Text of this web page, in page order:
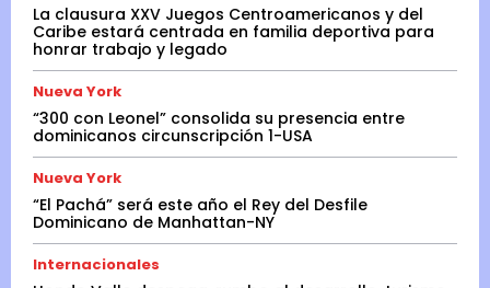
La clausura XXV Juegos Centroamericanos y del
Caribe estará centrada en familia deportiva para
honrar trabajo y legado
Nueva York
“300 con Leonel” consolida su presencia entre
dominicanos circunscripción 1-USA
Nueva York
“El Pachá” será este año el Rey del Desfile
Dominicano de Manhattan-NY
Internacionales